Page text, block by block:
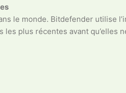
le monde. Bitdefender utilise
plus récentes avant qu’elles